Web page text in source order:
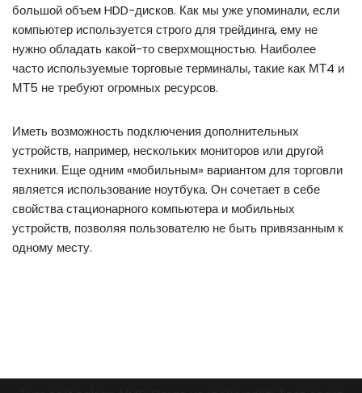
большой объем HDD-дисков. Как мы уже упоминали, если
компьютер используется строго для трейдинга, ему не
нужно обладать какой-то сверхмощностью. Наиболее
часто используемые торговые терминалы, такие как МТ4 и
МТ5 не требуют огромных ресурсов.
Иметь возможность подключения дополнительных
устройств, например, нескольких мониторов или другой
техники. Еще одним «мобильным» вариантом для торговли
является использование ноутбука. Он сочетает в себе
свойства стационарного компьютера и мобильных
устройств, позволяя пользователю не быть привязанным к
одному месту.